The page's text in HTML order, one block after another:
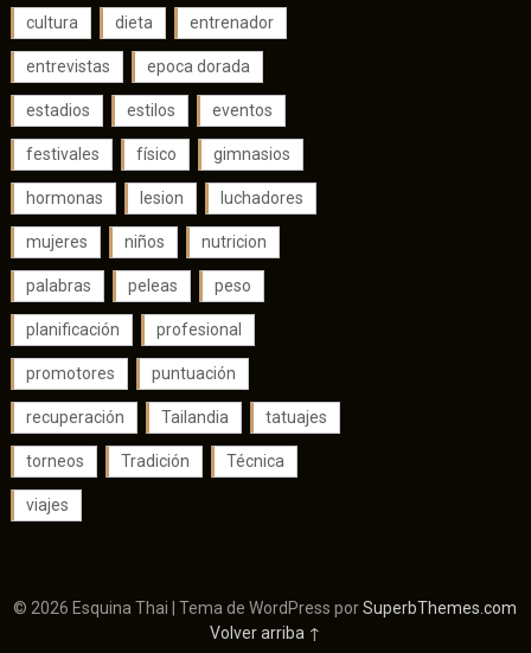
cultura dieta entrenador
entrevistas epoca dorada
estadios estilos eventos
festivales físico gimnasios
hormonas lesion luchadores
mujeres niños nutricion
palabras peleas peso
planificación profesional
promotores puntuación
recuperación Tailandia tatuajes
torneos Tradición Técnica
viajes
© 2026 Esquina Thai | Tema de WordPress porSuperbThemes.com
Volver arriba ↑